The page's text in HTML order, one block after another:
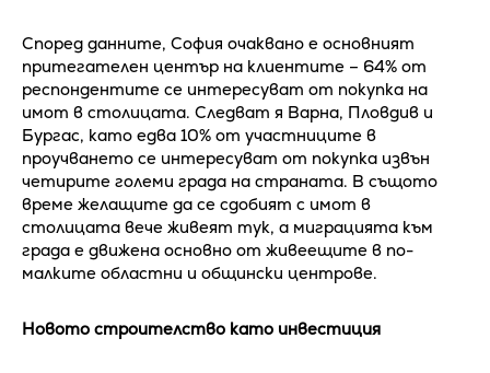
Според данните, София очаквано е основният
притегателен център на клиентите – 64% от
респондентите се интересуват от покупка на
имот в столицата. Следват я Варна, Пловдив и
Бургас, като едва 10% от участниците в
проучването се интересуват от покупка извън
четирите големи града на страната. В същото
време желащите да се сдобият с имот в
столицата вече живеят тук, а миграцията към
града е движена основно от живеещите в по-
малките областни и общински центрове.
Новото строителство като инвестиция